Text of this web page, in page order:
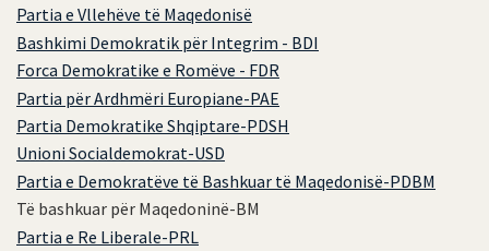
Partia e Vllehëve të Maqedonisë
Bashkimi Demokratik për Integrim - BDI
Forca Demokratike e Romëve - FDR
Partia për Ardhmëri Europiane-PAE
Partia Demokratike Shqiptare-PDSH
Unioni Socialdemokrat-USD
Partia e Demokratëve të Bashkuar të Maqedonisë-PDBM
Të bashkuar për Maqedoninë-BM
Partia e Re Liberale-PRL